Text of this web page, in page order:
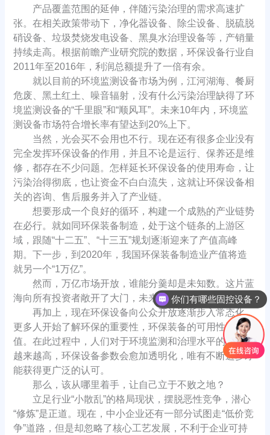
产品覆盖范围的延伸，伴随污染治理的需求高速扩
张。在相关政策带动下，净化器设备、除尘设备、脱硫脱
硝设备、垃圾焚烧发电设备、黑臭水治理设备等，产销量
持续走高。根据前瞻产业研究院的数据，环保设备行业自
2011年至2016年，利润总额提升了一倍有余。
就以目前的环境监测设备市场为例，江河湖海、餐厨
危废、黑土红土、噪音辐射，没有什么污染治理缺得了环
境监测设备的“千里眼”和“顺风耳”。未来10年内，环境监
测设备市场符合增长率有望达到20%上下。
当然，光会买不会用也不行。现在还有很多企业没有
完全发挥环保设备的作用，并且不论是运行、保养还是维
修，都存在不少问题。怎样延长环保设备的使用寿命，让
污染治得彻底，也让资金不白白流失，这就让环保设备相
关的咨询、售后服务并入了产业链。
想要形成一个良好的循环，构建一个成熟的产业链势
在必行。就如同环保装备制造，处于这个链条的上游区
域，跟随“十二五”、“十三五”规划逐渐迎来了产值高峰
期。下一步，到2020年，我国环保装备制造业产值将造
就另一个“1万亿”。
然而，万亿市场开放，谁能分羹却是未知数。这片蓝
海向所有投资者敞开了大门，未来的方向会指向哪里？
再加上，现在环保设备向公众开放逐渐步入常态化，
更多人开始了解环保的重要性，环保装备的可用性和价
值。在此过程中，人们对于环境监测和治理水平的要求会
越来越高，环保设备参数会愈加透明化，唯有不断进步才
能获得更广泛的认可。
那么，该从哪里着手，让自己立于不败之地？
立足行业“小散乱”的格局现状，摆脱恶性竞争，潜心
“修炼”是正道。现在，中小企业还有一部分试图走“低价竞
争”道路，但是却忽略了核心工艺发展，不利于企业可持
你们有哪些固控设备？